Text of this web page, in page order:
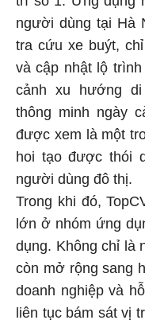
người dùng tại Hà
tra cứu xe buýt,
và cập nhật lộ
cảnh xu hướng
thông minh ngày
được xem là một
hoi tạo được thói
người dùng đô thị.
Trong khi đó,
lớn ở nhóm ứng
dụng. Không chỉ là
còn mở rộng sang
doanh nghiệp và
liên tục bám sát vị